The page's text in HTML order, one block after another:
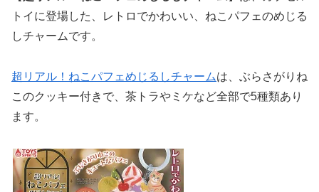
トイに登場した、レトロでかわいい、ねこパフェのめじる
しチャームです。
超リアル！ねこパフェめじるしチャームは、ぶらさがりね
このクッキー付きで、茶トラやミケなど全部で5種類あり
ます。